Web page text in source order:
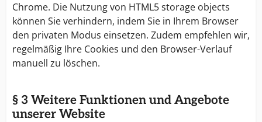
Chrome. Die Nutzung von HTML5 storage objects
können Sie verhindern, indem Sie in Ihrem Browser
den privaten Modus einsetzen. Zudem empfehlen wir,
regelmäßig Ihre Cookies und den Browser-Verlauf
manuell zu löschen.
§ 3 Weitere Funktionen und Angebote
unserer Website